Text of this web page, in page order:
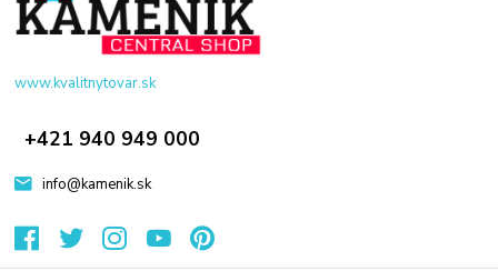
www.kvalitnytovar.sk
+421 940 949 000
info@kamenik.sk